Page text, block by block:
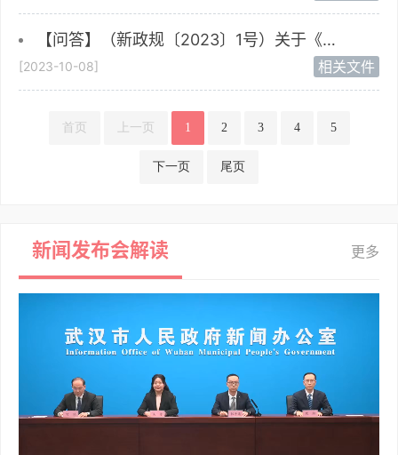
【问答】（新政规〔2023〕1号）关于《区人民政府关于公布规范性文件清理结果的通知》的解读
[2023-10-08] 相关文件
首页 上一页 1 2 3 4 5
下一页 尾页
新闻发布会解读 更多